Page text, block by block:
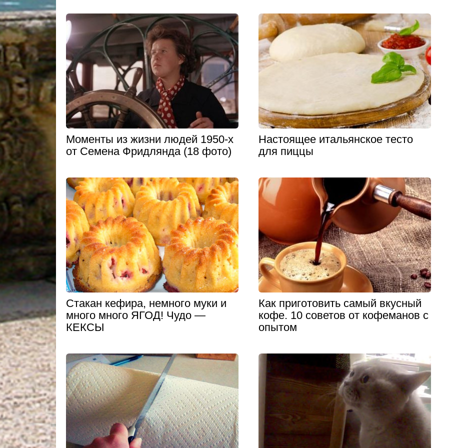
Моменты из жизни людей 1950-х
от Семена Фридлянда (18 фото)
Настоящее итальянское тесто
для пиццы
Стакан кефира, немного муки и
много много ЯГОД! Чудо —
КЕКСЫ
Как приготовить самый вкусный
кофе. 10 советов от кофеманов с
опытом